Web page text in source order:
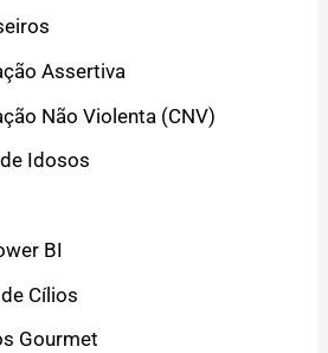
Assertiva
Não Violenta (CNV)
Idosos
BI
Cílios
Gourmet